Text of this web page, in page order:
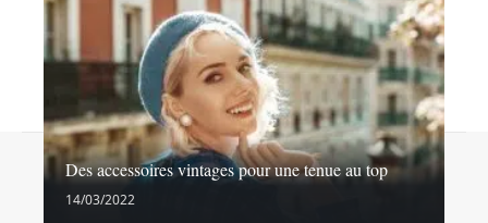
Des accessoires vintages pour une tenue au top
14/03/2022
Contact Mentions légales Sitemap